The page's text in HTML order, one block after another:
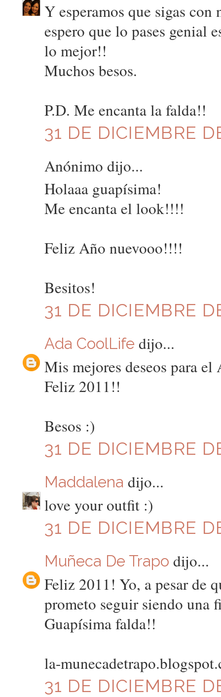
Y esperamos que sigas
espero que lo pases genial
lo mejor!!
Muchos besos.
P.D. Me encanta la falda!!
31 DE DICIEMBRE
Anónimo dijo...
Holaaa guapísima!
Me encanta el look!!!!
Feliz Año nuevooo!!!!
Besitos!
31 DE DICIEMBRE
Ada CoolLife dijo...
Mis mejores deseos para el
Feliz 2011!!
Besos :)
31 DE DICIEMBRE
Maddalena dijo...
love your outfit :)
31 DE DICIEMBRE
Muñeca De Trapo dijo...
Feliz 2011! Yo, a pesar de
prometo seguir siendo una
Guapísima falda!!
la-
31 DE DICIEMBRE